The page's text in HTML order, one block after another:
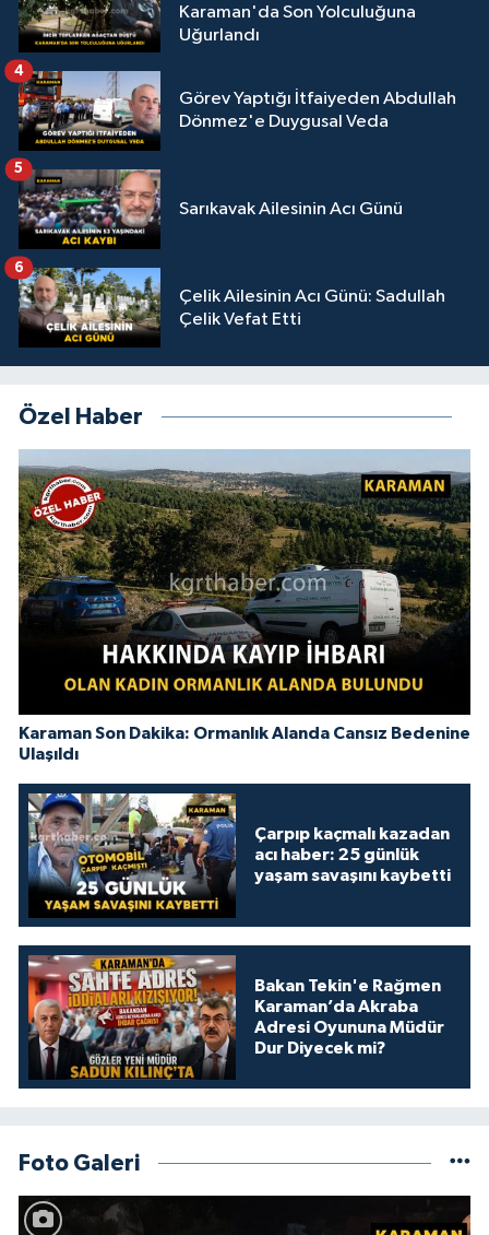
Karaman'da Son Yolculuğuna
Uğurlandı
Görev Yaptığı İtfaiyeden Abdullah
Dönmez'e Duygusal Veda
4
Sarıkavak Ailesinin Acı Günü
5
Çelik Ailesinin Acı Günü: Sadullah
Çelik Vefat Etti
6
Özel Haber
Karaman Son Dakika: Ormanlık Alanda Cansız Bedenine
Ulaşıldı
Çarpıp kaçmalı kazadan
acı haber: 25 günlük
yaşam savaşını kaybetti
Bakan Tekin'e Rağmen
Karaman’da Akraba
Adresi Oyununa Müdür
Dur Diyecek mi?
Foto Galeri